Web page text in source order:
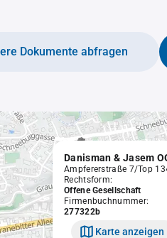
Dokumente abfragen
Danisman & Jasem
Ampfererstraße 7/Top
Rechtsform:
Offene Gesellschaft
Firmenbuchnummer:
277322b
Karte anzeigen